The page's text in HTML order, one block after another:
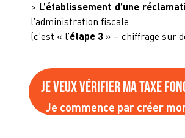
> L’établissement d’une
l’administration fiscale
(c’est « l’étape 3 » – chiffrage sur
Je veux vérifier ma taxe
Je commence par créer